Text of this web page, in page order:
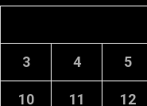
3 4 5
10 11 12